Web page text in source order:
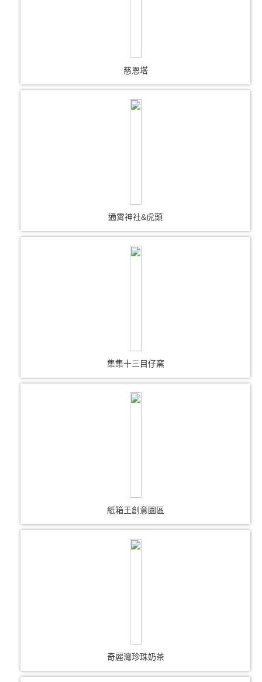
慈恩塔
通霄神社&虎頭
集集十三目仔窯
紙箱王創意園區
奇麗灣珍珠奶茶